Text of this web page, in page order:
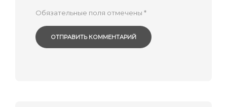
Обязательные поля отмечены *